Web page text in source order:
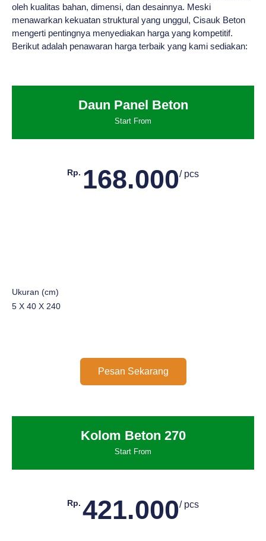
oleh kualitas bahan, dimensi, dan desainnya. Meski
menawarkan kekuatan struktural yang unggul, Cisauk Beton
mengerti pentingnya menyediakan harga yang kompetitif.
Berikut adalah penawaran harga terbaik yang kami sediakan:
Daun Panel Beton
Start From
Rp. 168.000/ pcs
Ukuran (cm)
5 X 40 X 240
Pesan Sekarang
Kolom Beton 270
Start From
Rp. 421.000/ pcs